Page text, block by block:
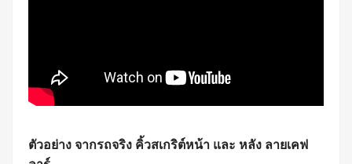
ตัวอย่าง จากรถจริง คิ้วสเกริต์หน้า และ หลัง ลายเคฟ